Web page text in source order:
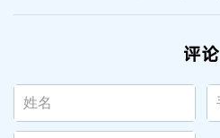
评论